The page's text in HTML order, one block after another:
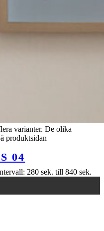
varianter. De olika
produktsidan
04
280 sek. till 840 sek.